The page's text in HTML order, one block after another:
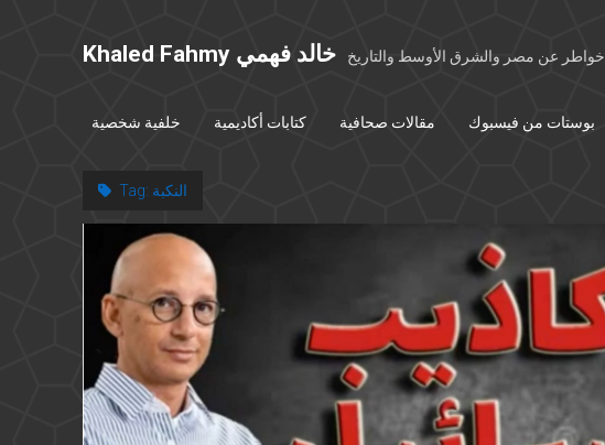
Khaled Fahmy خالد فهمي خواطر عن مصر والشرق الأوسط والتاريخ
خلفية شخصية كتابات أكاديمية مقالات صحافية بوستات من فيسبوك
Tag: النكبة